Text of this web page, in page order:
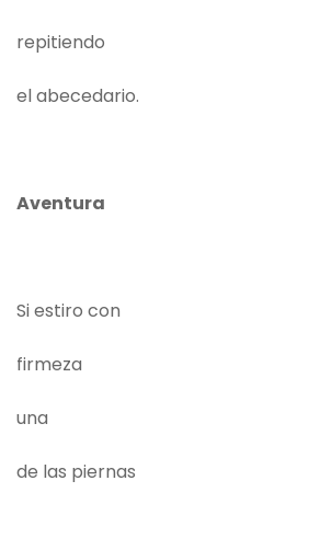
repitiendo
el abecedario.
Aventura
Si estiro con
firmeza
una
de las piernas